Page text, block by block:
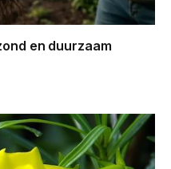
en duurzaam